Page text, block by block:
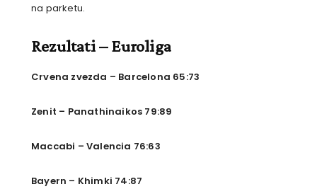
na parketu.
Rezultati – Euroliga
Crvena zvezda – Barcelona 65:73
Zenit – Panathinaikos 79:89
Maccabi – Valencia 76:63
Bayern – Khimki 74:87